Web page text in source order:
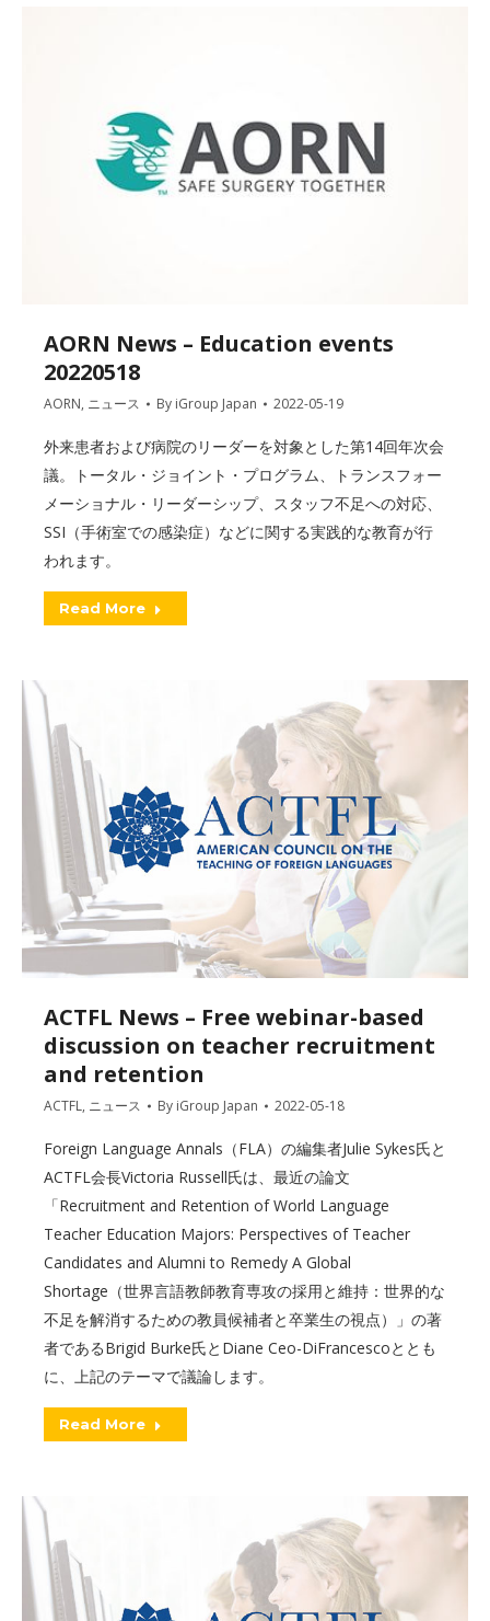
AORN News – Education events
20220518
AORN, ニュース By iGroup Japan 2022-05-19
外来患者および病院のリーダーを対象とした第14回年次会
議。トータル・ジョイント・プログラム、トランスフォー
メーショナル・リーダーシップ、スタッフ不足への対応、
SSI（手術室での感染症）などに関する実践的な教育が行
われます。
Read More
ACTFL News – Free webinar-based
discussion on teacher recruitment
and retention
ACTFL, ニュース By iGroup Japan 2022-05-18
Foreign Language Annals（FLA）の編集者Julie Sykes氏と
ACTFL会長Victoria Russell氏は、最近の論文
「Recruitment and Retention of World Language
Teacher Education Majors: Perspectives of Teacher
Candidates and Alumni to Remedy A Global
Shortage（世界言語教師教育専攻の採用と維持：世界的な
不足を解消するための教員候補者と卒業生の視点）」の著
者であるBrigid Burke氏とDiane Ceo-DiFrancescoととも
に、上記のテーマで議論します。
Read More